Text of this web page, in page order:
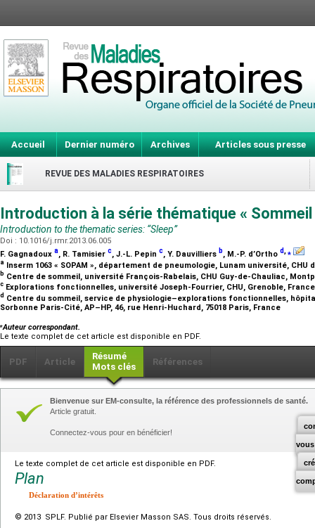
Accueil Dernier numéro Archives Articles sous presse
REVUE DES MALADIES RESPIRATOIRES
Introduction à la série thématique «
Introduction to the thematic series: “Sleep”
Doi : 10.1016/j.rmr.2013.06.005
F. Gagnadoux a, R. Tamisier c, J.-L. Pepin c, Y. Dauvilliers b, M.-P. d’Ortho d,⁎
a Inserm 1063 « SOPAM », département de pneumologie, Lunam université, CHU
b Centre de sommeil, université François-Rabelais, CHU Guy-de-Chauliac,
c Explorations fonctionnelles, université Joseph-Fourrier, CHU, Grenoble,
d Centre du sommeil, service de physiologie–explorations fonctionnelles,
Sorbonne Paris-Cité, AP–HP, 46, rue Henri-Huchard, 75018 Paris, France
⁎Auteur correspondant.
Le texte complet de cet article est disponible en PDF.
PDF Article
Résumé
Mots clés
Références
vous
Bienvenue sur EM-consulte, la référence des professionnels de santé.
Article gratuit.
Connectez-vous pour en bénéficier!
Le texte complet de cet article est disponible en PDF.
Plan
Déclaration d’intérêts
© 2013 SPLF. Publié par Elsevier Masson SAS. Tous droits réservés.